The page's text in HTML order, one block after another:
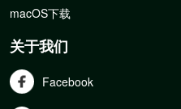
macOS下载
关于我们
Facebook